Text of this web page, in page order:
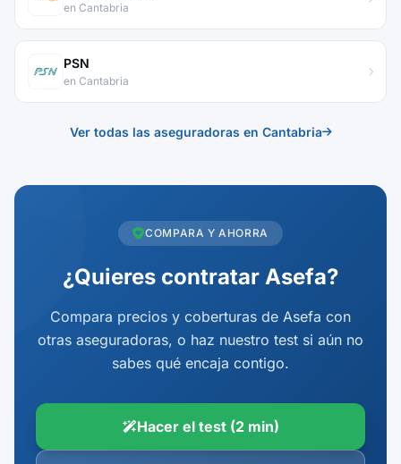
en Cantabria
PSN
en Cantabria
Ver todas las aseguradoras en Cantabria
COMPARA Y AHORRA
¿Quieres contratar Asefa?
Compara precios y coberturas de Asefa con
otras aseguradoras, o haz nuestro test si aún no
sabes qué encaja contigo.
Hacer el test (2 min)